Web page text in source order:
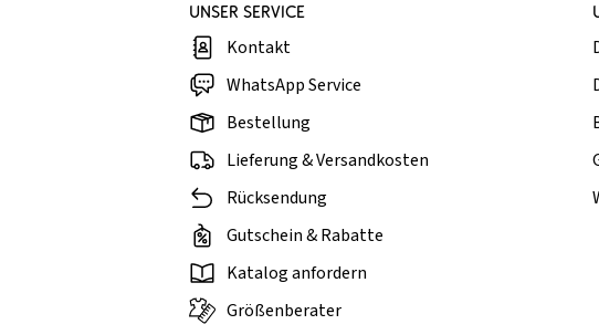
UNSER SERVICE
Kontakt
WhatsApp Service
Bestellung
Lieferung & Versandkosten
Rücksendung
Gutschein & Rabatte
Katalog anfordern
Größenberater